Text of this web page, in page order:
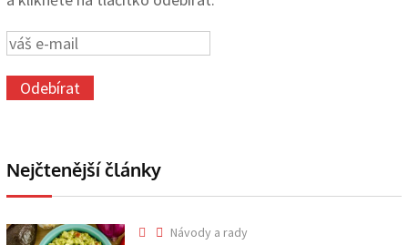
Nejčtenější články
Návody a rady